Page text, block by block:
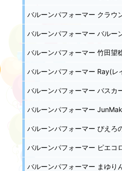
バルーンパフォーマー クラウ
バルーンパフォーマー バルー
バルーンパフォーマー 竹田望
バルーンパフォーマー Ray(レ
バルーンパフォーマー バスカ
バルーンパフォーマー
バルーンパフォーマー ぴえろ
バルーンパフォーマー ピエコ
バルーンパフォーマー まゆり